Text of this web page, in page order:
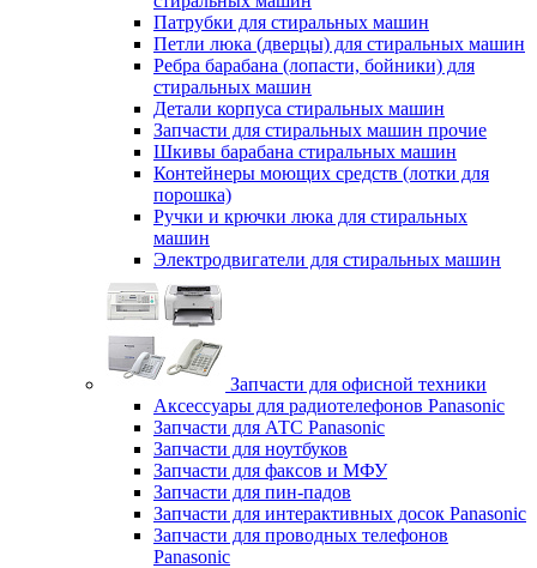
Патрубки для стиральных машин
Петли люка (дверцы) для стиральных машин
Ребра барабана (лопасти, бойники) для
стиральных машин
Детали корпуса стиральных машин
Запчасти для стиральных машин прочие
Шкивы барабана стиральных машин
Контейнеры моющих средств (лотки для
порошка)
Ручки и крючки люка для стиральных
машин
Электродвигатели для стиральных машин
Запчасти для офисной техники
Аксессуары для радиотелефонов Panasonic
Запчасти для АТС Panasonic
Запчасти для ноутбуков
Запчасти для факсов и МФУ
Запчасти для пин-падов
Запчасти для интерактивных досок Panasonic
Запчасти для проводных телефонов
Panasonic